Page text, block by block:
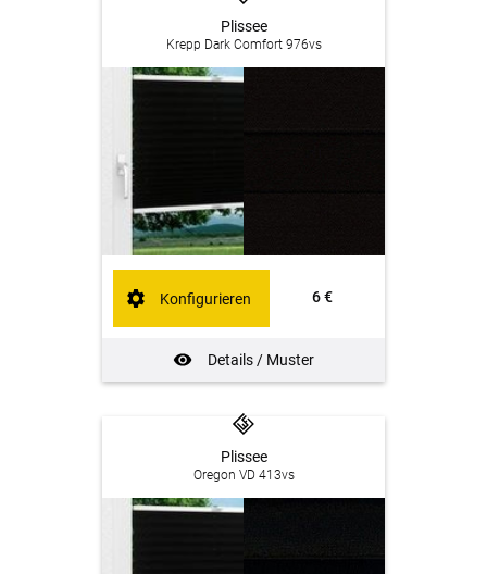
Plissee
Krepp Dark Comfort 976vs
6 €
Details / Muster
Konfigurieren
Plissee
Oregon VD 413vs